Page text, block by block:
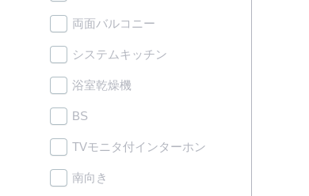
両面バルコニー
システムキッチン
浴室乾燥機
BS
TVモニタ付インターホン
南向き